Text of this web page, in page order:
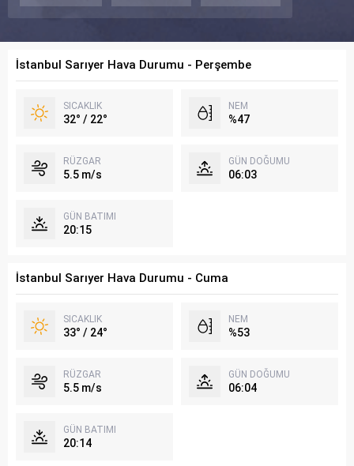
İstanbul Sarıyer Hava Durumu - Perşembe
SICAKLIK
32° / 22°
NEM
%47
RÜZGAR
5.5 m/s
GÜN DOĞUMU
06:03
GÜN BATIMI
20:15
İstanbul Sarıyer Hava Durumu - Cuma
SICAKLIK
33° / 24°
NEM
%53
RÜZGAR
5.5 m/s
GÜN DOĞUMU
06:04
GÜN BATIMI
20:14